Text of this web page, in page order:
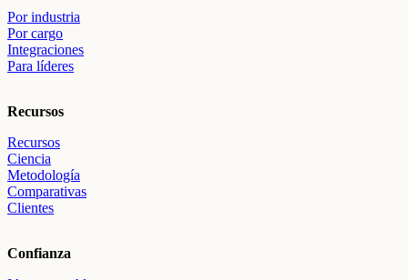
Por industria
Por cargo
Integraciones
Para líderes
Recursos
Recursos
Ciencia
Metodología
Comparativas
Clientes
Confianza